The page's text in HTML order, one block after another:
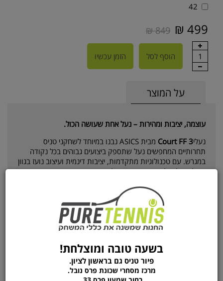
42
499 ₪
849 ₪
1 הוסף לסל הזמן עכשיו
על המוצר
עוצמה, יציבות ומהירות – נעל אחת שעושה הכול.
נעליCourt FF 3
מבית ASICS נבנו במיוחד לשחקני טניס
תחרותיים המחפשים נעל שתספק ביצועים גבוהים בכל נקודה
במגרש. עם טכנולוגיות מתקדמות, יציבות דינמית ועיצוב נועז בגוון
כחול קובלט ולבן – זו הבחירה של מקצוענים.
– מספקת בלימת זעזועים יוצאת
דופן במשקל קל במיוחד
– התאמה אישית ונעילה נוחה של
הרגל, ללא לשון נעל מסורתית
בשעה טובה ומוצלחת!
פיור טניס גם בראשון לציון.
מרכז מסחרי שכונת פרס נובל.